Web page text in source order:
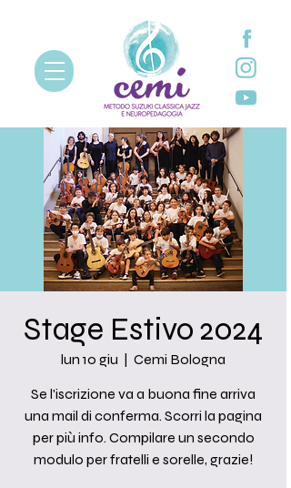
Stage Estivo 2024
lun 10 giu
  |
Cemi Bologna
Se l'iscrizione va a buona fine arriva
una mail di conferma. Scorri la pagina
per più info. Compilare un secondo
modulo per fratelli e sorelle, grazie!